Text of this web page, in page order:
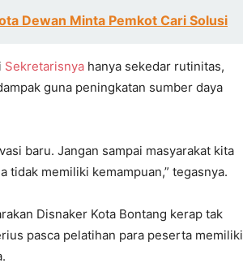
Dewan Minta Pemkot Cari Solusi
Sekretarisnya hanya sekedar rutinitas,
guna peningkatan sumber daya
baru. Jangan sampai masyarakat kita
tidak memiliki kemampuan,” tegasnya.
Disnaker Kota Bontang kerap tak
pasca pelatihan para peserta memiliki